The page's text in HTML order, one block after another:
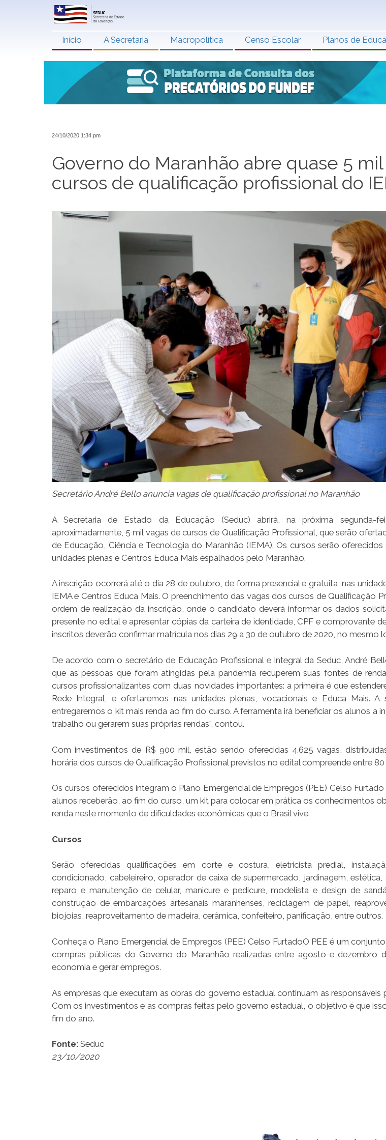
Início A Secretaria Macropolítica Censo Escolar Planos de
24/10/2020 1:34 pm
Governo do Maranhão abre quase 5
cursos de qualificação profissional do
Secretário André Bello anuncia vagas de qualificação profissional no Maranhão
A Secretaria de Estado da Educação (Seduc) abrirá, na próxima segunda-
aproximadamente, 5 mil vagas de cursos de Qualificação Profissional, que serão
de Educação, Ciência e Tecnologia do Maranhão (IEMA). Os cursos serão oferecidos
unidades plenas e Centros Educa Mais espalhados pelo Maranhão.
A inscrição ocorrerá até o dia 28 de outubro, de forma presencial e gratuita, nas
IEMA e Centros Educa Mais. O preenchimento das vagas dos cursos de Qualificação
ordem de realização da inscrição, onde o candidato deverá informar os dados
presente no edital e apresentar cópias da carteira de identidade, CPF e comprovante
inscritos deverão confirmar matrícula nos dias 29 a 30 de outubro de 2020, no mesmo
De acordo com o secretário de Educação Profissional e Integral da Seduc, André
que as pessoas que foram atingidas pela pandemia recuperem suas fontes de
cursos profissionalizantes com duas novidades importantes: a primeira é que
Rede Integral, e ofertaremos nas unidades plenas, vocacionais e Educa Mais.
entregaremos o kit mais renda ao fim do curso. A ferramenta irá beneficiar os alunos a
trabalho ou gerarem suas próprias rendas”, contou.
Com investimentos de R$ 900 mil, estão sendo oferecidas 4.625 vagas,
horária dos cursos de Qualificação Profissional previstos no edital compreende entre 80
Os cursos oferecidos integram o Plano Emergencial de Empregos (PEE) Celso
alunos receberão, ao fim do curso, um kit para colocar em prática os conhecimentos
renda neste momento de dificuldades econômicas que o Brasil vive.
Cursos
Serão oferecidas qualificações em corte e costura, eletricista predial,
condicionado, cabeleireiro, operador de caixa de supermercado, jardinagem,
reparo e manutenção de celular, manicure e pedicure, modelista e design de
construção de embarcações artesanais maranhenses, reciclagem de papel,
biojoias, reaproveitamento de madeira, cerâmica, confeiteiro, panificação, entre outros.
Conheça o Plano Emergencial de Empregos (PEE) Celso FurtadoO PEE é um
compras públicas do Governo do Maranhão realizadas entre agosto e dezembro
economia e gerar empregos.
As empresas que executam as obras do governo estadual continuam as
Com os investimentos e as compras feitas pelo governo estadual, o objetivo é que
fim do ano.
Fonte: Seduc
23/10/2020